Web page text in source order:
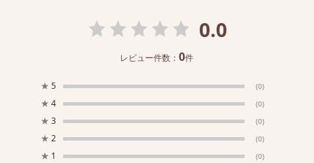
0.0
レビュー件数：0件
★ 5 (0)
★ 4 (0)
★ 3 (0)
★ 2 (0)
★ 1 (0)